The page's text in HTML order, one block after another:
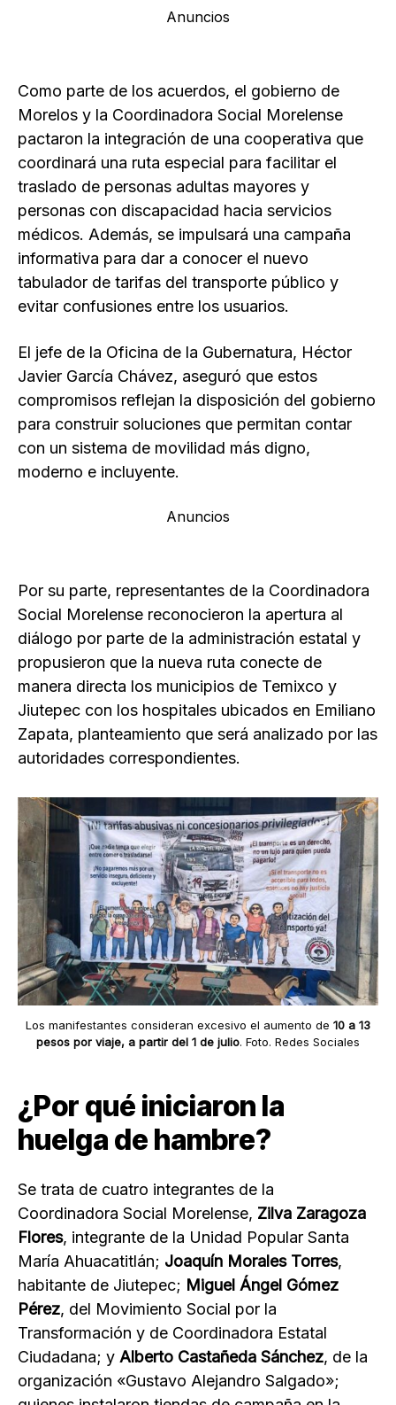
Anuncios
Como parte de los acuerdos, el gobierno de
Morelos y la Coordinadora Social Morelense
pactaron la integración de una cooperativa que
coordinará una ruta especial para facilitar el
traslado de personas adultas mayores y
personas con discapacidad hacia servicios
médicos. Además, se impulsará una campaña
informativa para dar a conocer el nuevo
tabulador de tarifas del transporte público y
evitar confusiones entre los usuarios.
El jefe de la Oficina de la Gubernatura, Héctor
Javier García Chávez, aseguró que estos
compromisos reflejan la disposición del gobierno
para construir soluciones que permitan contar
con un sistema de movilidad más digno,
moderno e incluyente.
Anuncios
Por su parte, representantes de la Coordinadora
Social Morelense reconocieron la apertura al
diálogo por parte de la administración estatal y
propusieron que la nueva ruta conecte de
manera directa los municipios de Temixco y
Jiutepec con los hospitales ubicados en Emiliano
Zapata, planteamiento que será analizado por las
autoridades correspondientes.
Los manifestantes consideran excesivo el aumento de 10 a 13
pesos por viaje, a partir del 1 de julio. Foto. Redes Sociales
¿Por qué iniciaron la
huelga de hambre?
Se trata de cuatro integrantes de la
Coordinadora Social Morelense, Zilva Zaragoza
Flores, integrante de la Unidad Popular Santa
María Ahuacatitlán; Joaquín Morales Torres,
habitante de Jiutepec; Miguel Ángel Gómez
Pérez, del Movimiento Social por la
Transformación y de Coordinadora Estatal
Ciudadana; y Alberto Castañeda Sánchez, de la
organización «Gustavo Alejandro Salgado»;